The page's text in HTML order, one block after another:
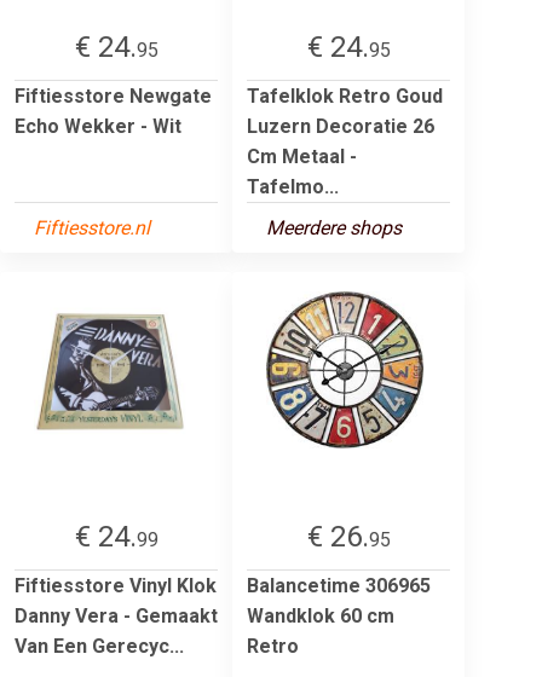
€ 24.95
Fiftiesstore Newgate
Echo Wekker - Wit
Fiftiesstore.nl
€ 24.95
Tafelklok Retro Goud
Luzern Decoratie 26
Cm Metaal -
Tafelmo...
Meerdere shops
€ 24.99
Fiftiesstore Vinyl Klok
Danny Vera - Gemaakt
Van Een Gerecyc...
€ 26.95
Balancetime 306965
Wandklok 60 cm
Retro